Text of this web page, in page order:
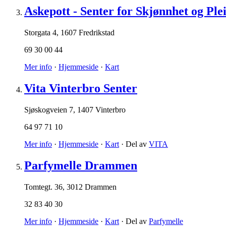
Askepott - Senter for Skjønnhet og
Storgata 4, 1607 Fredrikstad
69 30 00 44
Mer info · Hjemmeside · Kart
Vita Vinterbro Senter
Sjøskogveien 7, 1407 Vinterbro
64 97 71 10
Mer info · Hjemmeside · Kart · Del av VITA
Parfymelle Drammen
Tomtegt. 36, 3012 Drammen
32 83 40 30
Mer info · Hjemmeside · Kart · Del av Parfymelle